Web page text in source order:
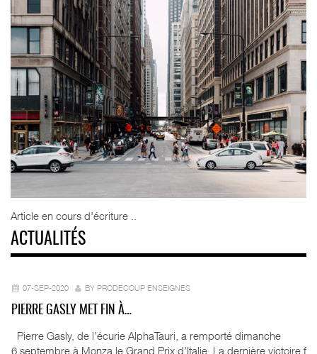
Article en cours d'écriture ..
ACTUALITÉS
07-SEP-2020 BY PRODECOUP ENSEIGNES
PIERRE GASLY MET FIN À…
Pierre Gasly, de l’écurie AlphaTauri, a remporté dimanche
6 septembre à Monza le Grand Prix d’Italie. La dernière victoire f